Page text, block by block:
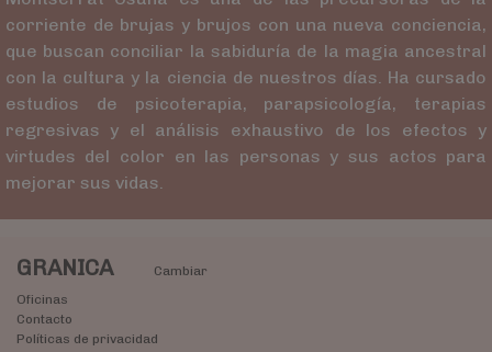
corriente de brujas y brujos con una nueva conciencia,
que buscan conciliar la sabiduría de la magia ancestral
con la cultura y la ciencia de nuestros días. Ha cursado
estudios de psicoterapia, parapsicología, terapias
regresivas y el análisis exhaustivo de los efectos y
virtudes del color en las personas y sus actos para
mejorar sus vidas.
GRANICA
Cambiar
Oficinas
Contacto
Políticas de privacidad